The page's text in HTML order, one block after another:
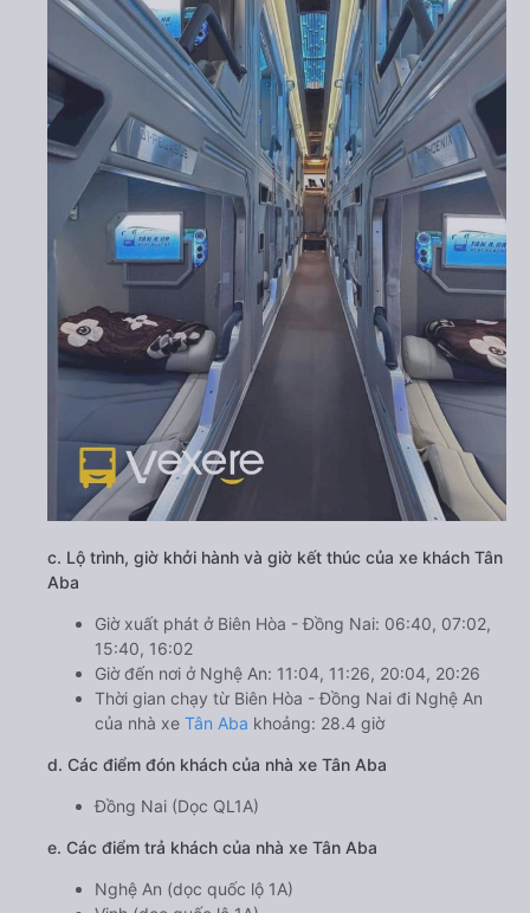
c. Lộ trình, giờ khởi hành và giờ kết thúc của xe khách Tân
Aba
Giờ xuất phát ở Biên Hòa - Đồng Nai: 06:40, 07:02,
15:40, 16:02
Giờ đến nơi ở Nghệ An: 11:04, 11:26, 20:04, 20:26
Thời gian chạy từ Biên Hòa - Đồng Nai đi Nghệ An
của nhà xe Tân Aba khoảng: 28.4 giờ
d. Các điểm đón khách của nhà xe Tân Aba
Đồng Nai (Dọc QL1A)
e. Các điểm trả khách của nhà xe Tân Aba
Nghệ An (dọc quốc lộ 1A)